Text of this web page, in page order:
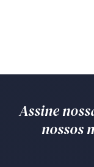
Assine
nossos